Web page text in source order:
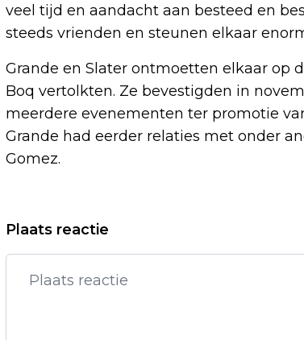
veel tijd en aandacht aan besteed en
steeds vrienden en steunen elkaar
Grande en Slater ontmoetten elkaar op
Boq vertolkten. Ze bevestigden in
meerdere evenementen ter promotie
Grande had eerder relaties met onder
Gomez.
Vorig artikel
CULTUURSECTOR KOMT MET
VOOR EIGEN KLIMAATAANPAK
Plaats reactie